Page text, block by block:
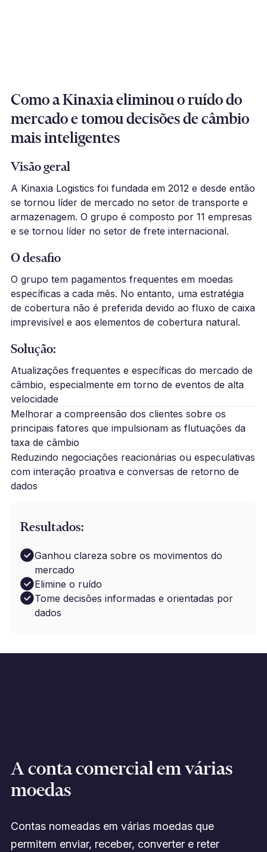
Como a Kinaxia eliminou o ruído do
mercado e tomou decisões de câmbio
mais inteligentes
Visão geral
A Kinaxia Logistics foi fundada em 2012 e desde então
se tornou líder de mercado no setor de transporte e
armazenagem. O grupo é composto por 11 empresas
e se tornou líder no setor de frete internacional.
O desafio
O grupo tem pagamentos frequentes em moedas
específicas a cada mês. No entanto, uma estratégia
de cobertura não é preferida devido ao fluxo de caixa
imprevisível e aos elementos de cobertura natural.
Solução:
Atualizações frequentes e específicas do mercado de
câmbio, especialmente em torno de eventos de alta
velocidade
Melhorar a compreensão dos clientes sobre os
principais fatores que impulsionam as flutuações da
taxa de câmbio
Reduzindo negociações reacionárias ou especulativas
com interação proativa e conversas de retorno de
dados
Resultados:
Ganhou clareza sobre os movimentos do
mercado
Elimine o ruído
Tome decisões informadas e orientadas por
dados
A conta comercial em várias
moedas
Contas nomeadas em várias moedas que
permitem enviar, receber, converter e reter